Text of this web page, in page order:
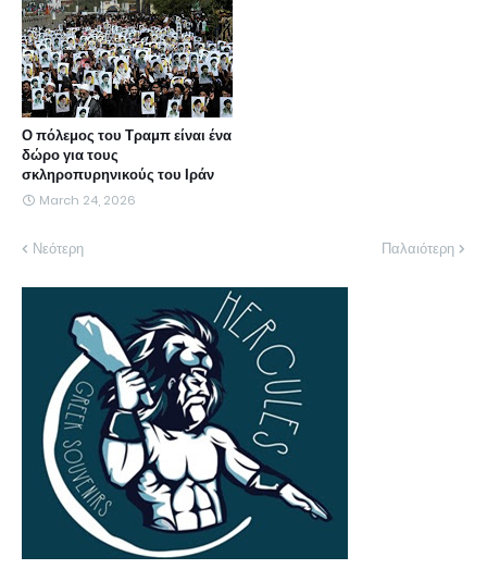
Ο πόλεμος του Τραμπ είναι ένα
δώρο για τους
σκληροπυρηνικούς του Ιράν
March 24, 2026
Νεότερη Παλαιότερη